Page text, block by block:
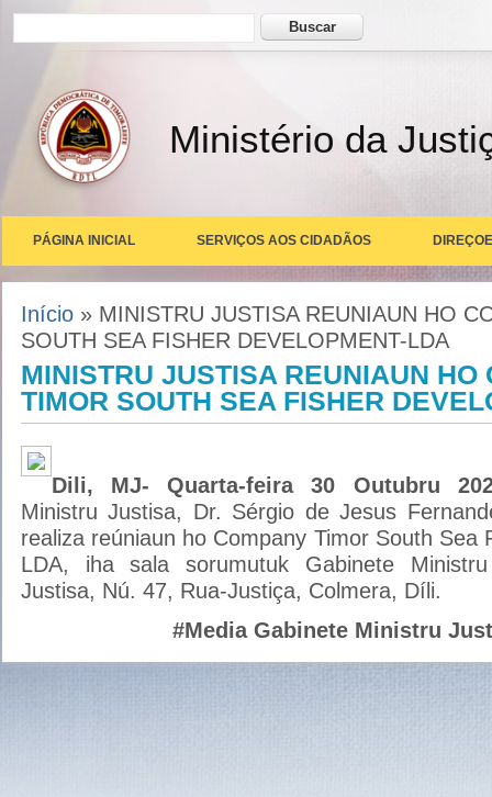
Formulário de busca Buscar
Ministério da
PÁGINA INICIAL SERVIÇOS AOS CIDADÃOS
Você está aqui
Início » MINISTRU JUSTISA REUNIAUN HO
SOUTH SEA FISHER DEVELOPMENT-LDA
MINISTRU JUSTISA REUNIAUN HO
TIMOR SOUTH SEA FISHER
Dili, MJ- Quarta-feira 30 Outubru
Ministru Justisa, Dr. Sérgio de Jesus
realiza reúniaun ho Company Timor South Sea
LDA, iha sala sorumutuk Gabinete
Justisa, Nú. 47, Rua-Justiça, Colmera, Díli.
#Media Gabinete Ministru